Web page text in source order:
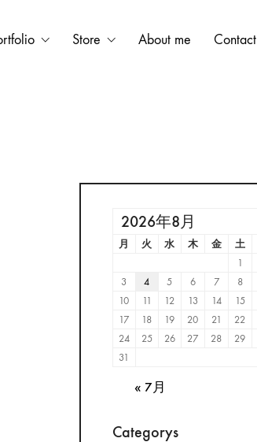
Store About me Contact
2026年8月
月 火 水 木 金 土
1
3
4 5 6 7 8
10
11 12 13 14 15
17
18 19 20 21 22
24
25 26 27 28 29
31
« 7月
Categorys